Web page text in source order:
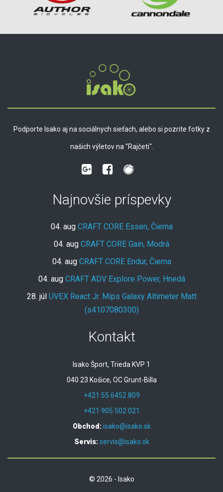
Podporte Isako aj na sociálnych sieťach, alebo si pozrite fotky z
našich výletov na "Rajčeti".
Najnovšie príspevky
04. aug CRAFT CORE Essen, Čierna
04. aug CRAFT CORE Gain, Modrá
04. aug CRAFT CORE Endur, Čierna
04. aug CRAFT ADV Explore Power, Hnedá
28. júl UVEX React Jr. Mips Galaxy Altimeter Matt
(s4107080300)
Kontakt
Isako Šport, Trieda KVP 1
040 23 Košice, OC Grunt-Billa
+421 55 6452 809
+421 905 502 021
Obchod:isako@isako.sk
Servis:servis@isako.sk
© 2026 - Isako